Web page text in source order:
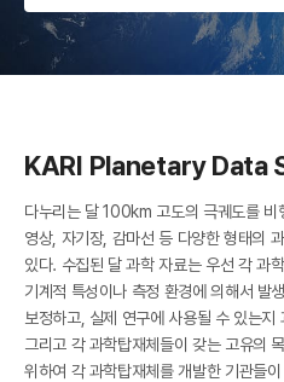
R
KARI Planetary Data
다누리는 달 100km 고도의 극궤도를 비
영상, 자기장, 감마선 등 다양한 형태의
있다. 수집된 달 과학 자료는 우선 각 과
기계적 특성이나 측정 환경에 의해서 발
보정하고, 실제 연구에 사용될 수 있는
그리고 각 과학탑재체들이 갖는 고유의
위하여 각 과학탑재체를 개발한 기관들